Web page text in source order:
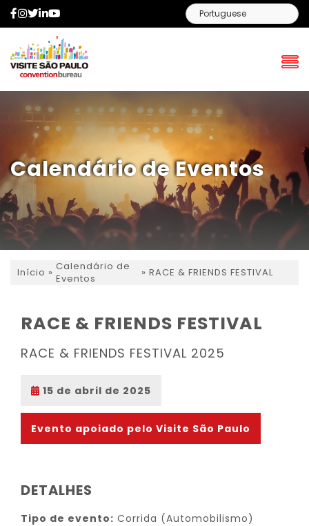
Facebook
Instagram
Twitter
LinkedIn
Calendário de Eventos
Início » Calendário de
Eventos
» RACE & FRIENDS FESTIVAL
RACE & FRIENDS FESTIVAL
RACE & FRIENDS FESTIVAL 2025
15 de abril de 2025
Evento apoiado pelo Visite São Paulo
DETALHES
Tipo de evento: Corrida (Automobilismo)